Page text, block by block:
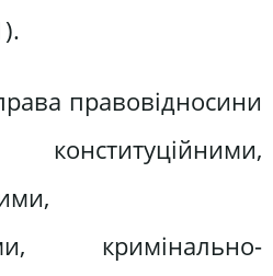
правовідносини
кримінально-